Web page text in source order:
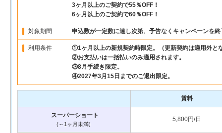
3ヶ月以上のご契約で55％OFF！
6ヶ月以上のご契約で60％OFF！
対象期間 申込数が一定数に達し次第、予告なくキャンペーンを
利用条件
①1ヶ月以上の新規契約時限定。（更新契約は適用外と
②お支払いは一括払いのみ適用されます。
③8月手続き限定。
④2027年3月15日までのご退出限定。
賃料
スーパーショート
(～1ヶ月未満)
5,800円/日